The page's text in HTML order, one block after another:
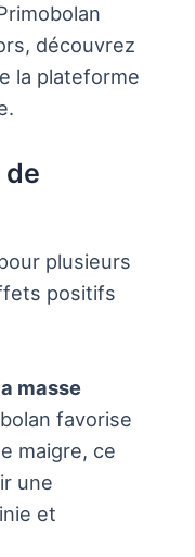
découvrez
la plateforme
plusieurs
positifs
masse
favorise
maigre, ce
une
et